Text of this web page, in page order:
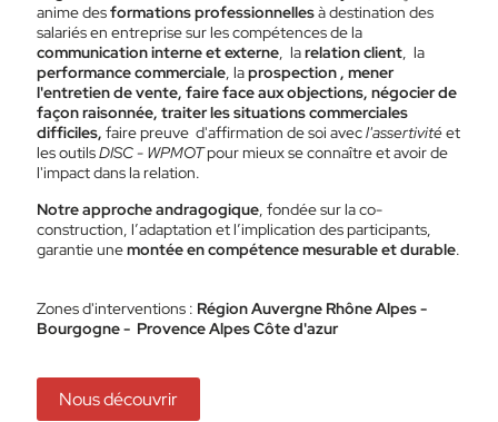
anime desformations professionnellesà destination des
salariés en entreprise sur les compétences de la
communication interne et externe, larelation client, la
performance commerciale, laprospection , mener
l'entretien de vente, faire face aux objections, négocier de
façon raisonnée, traiter les situations commerciales
difficiles, faire preuve d'affirmation de soi avecl'assertivitéet
les outilsDISC - WPMOTpour mieux se connaître et avoir de
l'impact dans la relation.
Notre approche andragogique, fondée sur la co-
construction, l’adaptation et l’implication des participants,
garantie unemontée en compétence mesurable et durable.
Zones d'interventions : Région Auvergne Rhône Alpes -
Bourgogne - Provence Alpes Côte d'azur
Nous découvrir